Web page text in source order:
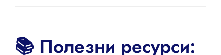
📚 Полезни ресурси: